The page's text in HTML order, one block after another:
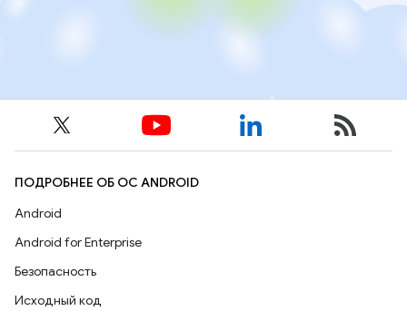
ПОДРОБНЕЕ ОБ ОС ANDROID
Android
Android for Enterprise
Безопасность
Исходный код